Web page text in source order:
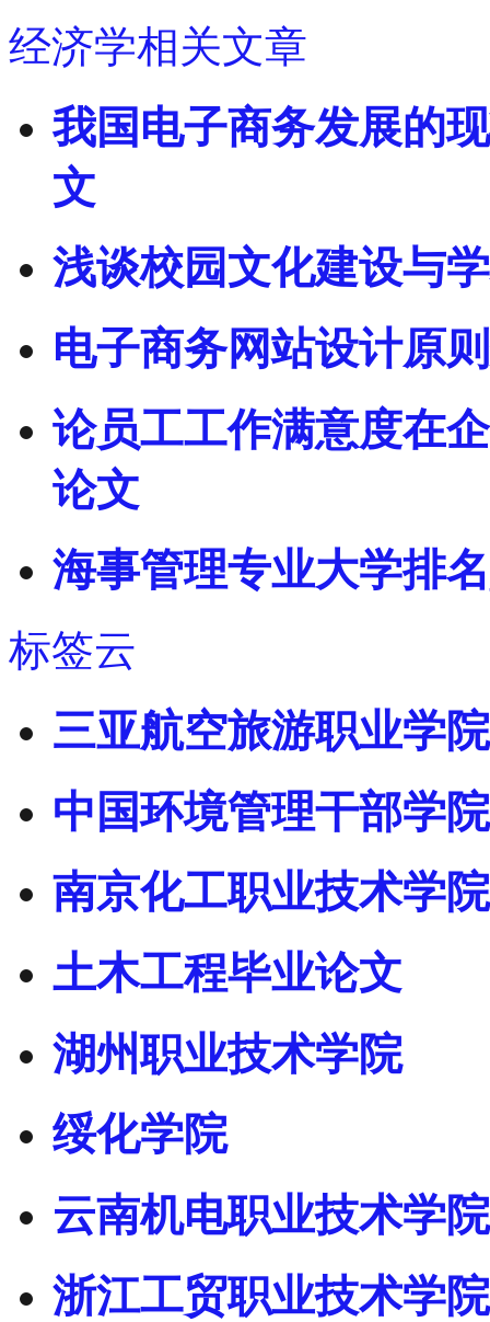
经济学相关文章
我国电子商务发展的
文
浅谈校园文化建设与
电子商务网站设计原
论员工工作满意度在
论文
海事管理专业大学排
标签云
三亚航空旅游职业学院
中国环境管理干部学院
南京化工职业技术学院
土木工程毕业论文
湖州职业技术学院
绥化学院
云南机电职业技术学院
浙江工贸职业技术学院